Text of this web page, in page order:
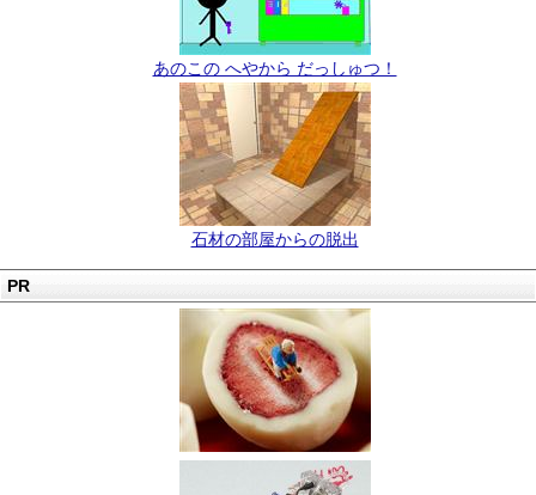
あのこの へやから だっしゅつ！
石材の部屋からの脱出
PR